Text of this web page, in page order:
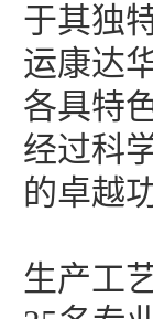
于其独
运康达
各具特
经过科
的卓越
生产工